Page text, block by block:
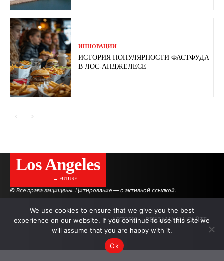
ИННОВАЦИИ
ИСТОРИЯ ПОПУЛЯРНОСТИ ФАСТФУДА
В ЛОС-АНДЖЕЛЕСЕ
Los Angeles
———→ FUTURE
© Все права защищены. Цитирование — с активной ссылкой.
АВТОРЫ РЕКЛАМА НА САЙТЕ
We use cookies to ensure that we give you the best
experience on our website. If you continue to use this site we
will assume that you are happy with it.
Ok